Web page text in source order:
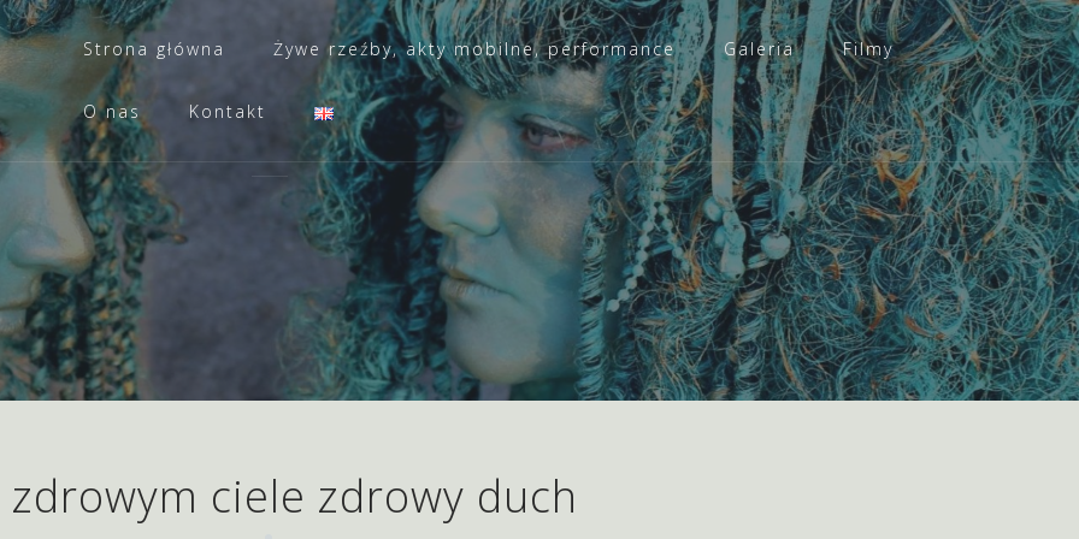
Strona główna Żywe rzeźby, akty mobilne, performance Galeria Filmy
O nas Kontakt
zdrowym ciele zdrowy duch